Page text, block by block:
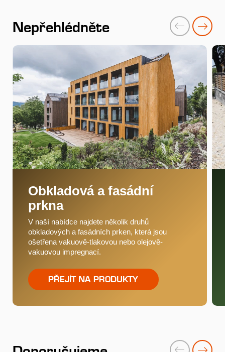
Nepřehlédněte
Obkladová a fasádní
prkna
V naší nabídce najdete několik druhů
obkladových a fasádních prken, která jsou
ošetřena vakuově-tlakovou nebo olejově-
vakuovou impregnací.
PŘEJÍT NA PRODUKTY